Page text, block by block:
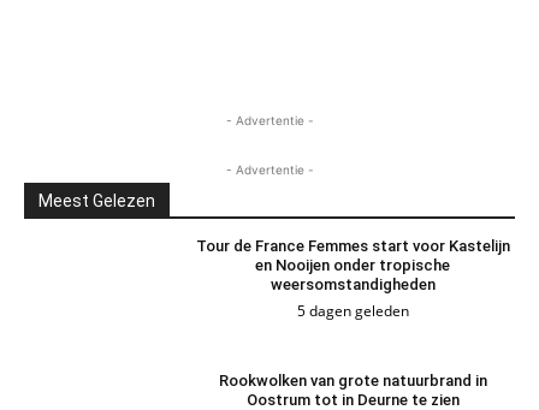
- Advertentie -
- Advertentie -
Meest Gelezen
Tour de France Femmes start voor Kastelijn
en Nooijen onder tropische
weersomstandigheden
5 dagen geleden
Rookwolken van grote natuurbrand in
Oostrum tot in Deurne te zien